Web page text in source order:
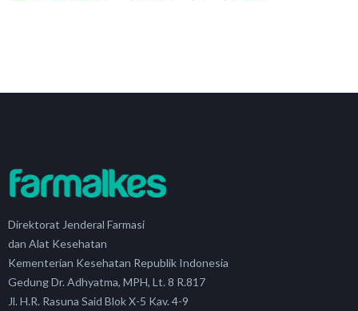
Direktorat Jenderal Farmasi
dan Alat Kesehatan
Kementerian Kesehatan Republik Indonesia
Gedung Dr. Adhyatma, MPH, Lt. 8 R.817
Jl. H.R. Rasuna Said Blok X-5 Kav. 4-9